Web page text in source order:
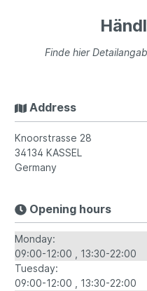
Finde hier
Address
Knoorstrasse 28
34134 KASSEL
Germany
Opening hours
Monday:
09:00-12:00
13:30-22:00
Tuesday:
09:00-12:00
13:30-22:00